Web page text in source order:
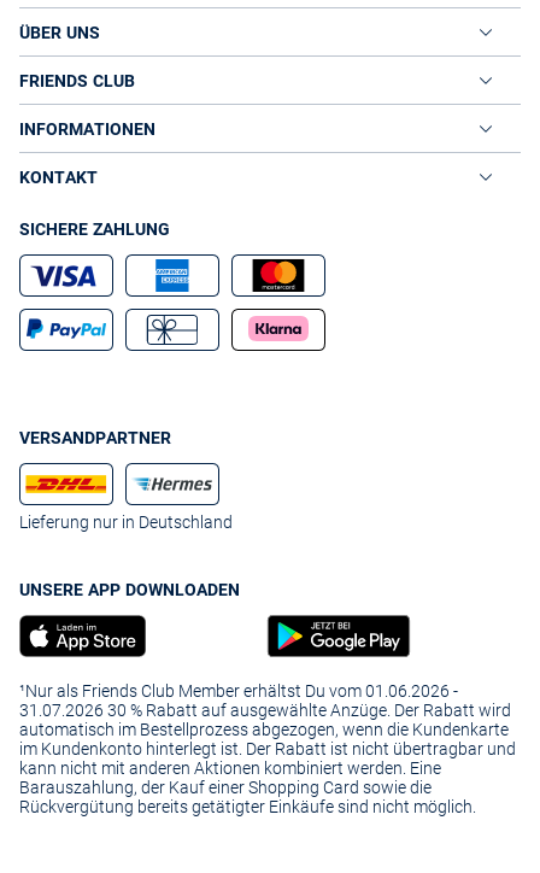
ÜBER UNS
FRIENDS CLUB
INFORMATIONEN
KONTAKT
SICHERE ZAHLUNG
VERSANDPARTNER
Lieferung nur in Deutschland
UNSERE APP DOWNLOADEN
¹Nur als Friends Club Member erhältst Du vom 01.06.2026 -
31.07.2026 30 % Rabatt auf ausgewählte Anzüge. Der Rabatt wird
automatisch im Bestellprozess abgezogen, wenn die Kundenkarte
im Kundenkonto hinterlegt ist. Der Rabatt ist nicht übertragbar und
kann nicht mit anderen Aktionen kombiniert werden. Eine
Barauszahlung, der Kauf einer Shopping Card sowie die
Rückvergütung bereits getätigter Einkäufe sind nicht möglich.